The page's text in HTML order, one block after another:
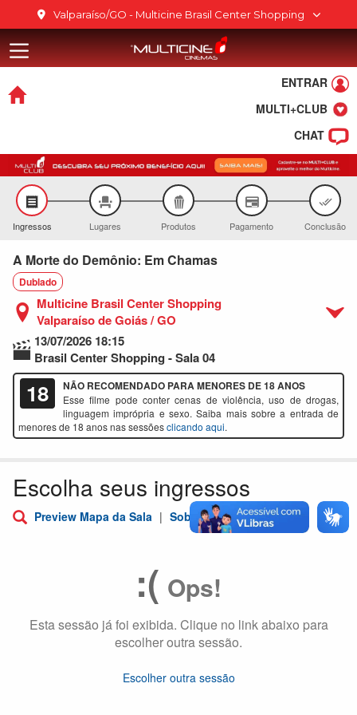
Ir para o conteúdo
Ir para o menu
Ir para o rodapé
Valparaíso/GO - Multicine Brasil Center Shopping
Multicine